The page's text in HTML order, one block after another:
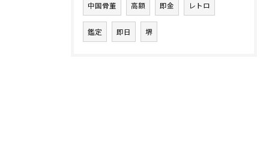
中国骨董 高額 即金 レトロ
鑑定 即日 堺